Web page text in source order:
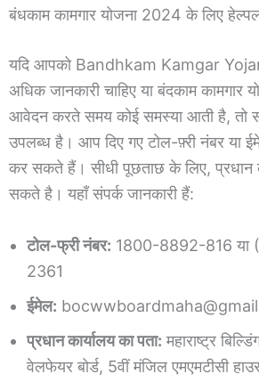
बंधकाम कामगार योजना 2024 के लिए
यदि आपको Bandhkam Kamgar
अधिक जानकारी चाहिए या बंदकाम कामगार
आवेदन करते समय कोई समस्या आती है, तो
उपलब्ध है। आप दिए गए टोल-फ़्री नंबर या
कर सकते हैं। सीधी पूछताछ के लिए, प्रधान
सकते है। यहाँ संपर्क जानकारी हैं:
टोल-फ्री नंबर: 1800-8892-816 या
2361
ईमेल:
प्रधान कार्यालय का पता: महाराष्ट्र
वेलफेयर बोर्ड, 5वीं मंजिल एमएमटीसी